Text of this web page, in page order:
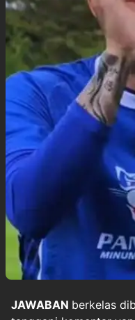
JAWABAN berkelas